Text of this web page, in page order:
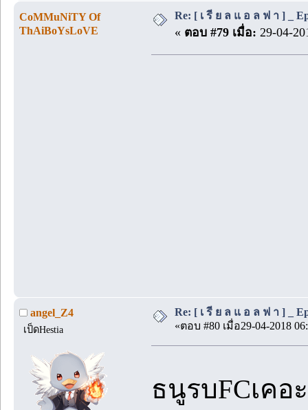
CoMMuNiTY Of
ThAiBoYsLoVE
Re: [ เ รี ย ล แ อ ล ฟ า ] _
« ตอบ #79 เมื่อ: 29-04-
angel_Z4
เป็ดHestia
Re: [ เ รี ย ล แ อ ล ฟ า ] _
«ตอบ #80 เมื่อ29-04-2018
ธนูรบFCเคอ